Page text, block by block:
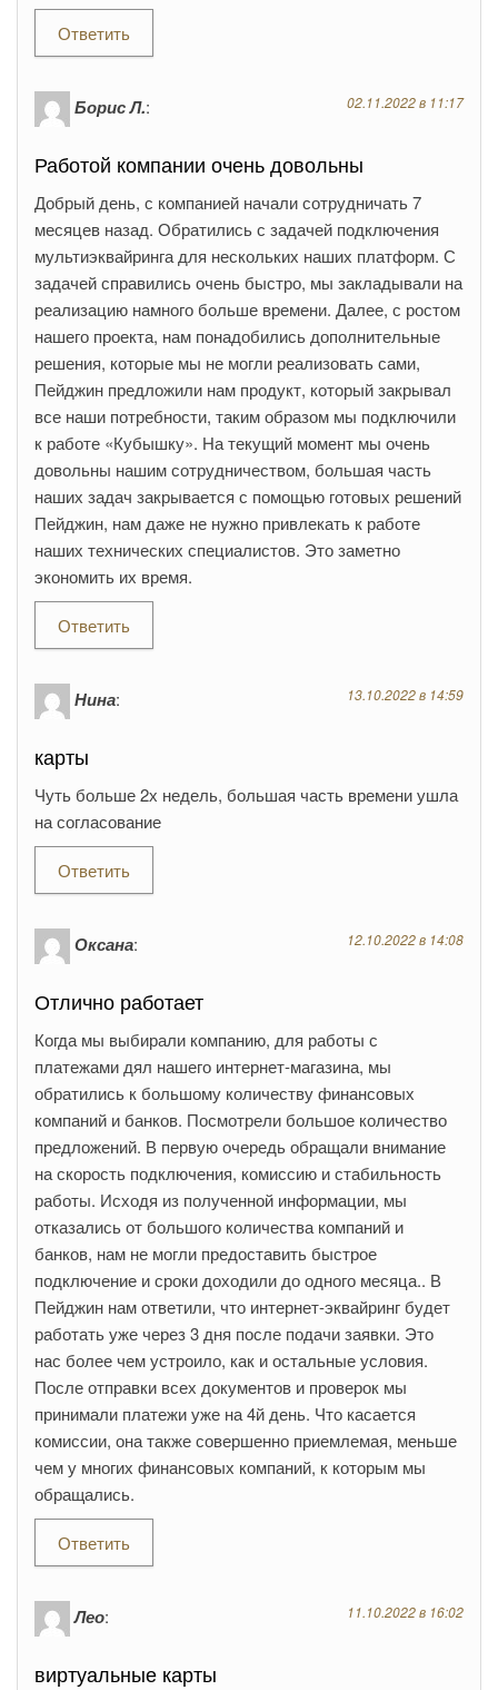
Ответить
Борис Л.: 02.11.2022 в 11:17
Работой компании очень довольны
Добрый день, с компанией начали сотрудничать 7
месяцев назад. Обратились с задачей подключения
мультиэквайринга для нескольких наших платформ. С
задачей справились очень быстро, мы закладывали на
реализацию намного больше времени. Далее, с ростом
нашего проекта, нам понадобились дополнительные
решения, которые мы не могли реализовать сами,
Пейджин предложили нам продукт, который закрывал
все наши потребности, таким образом мы подключили
к работе «Кубышку». На текущий момент мы очень
довольны нашим сотрудничеством, большая часть
наших задач закрывается с помощью готовых решений
Пейджин, нам даже не нужно привлекать к работе
наших технических специалистов. Это заметно
экономить их время.
Ответить
Нина: 13.10.2022 в 14:59
карты
Чуть больше 2х недель, большая часть времени ушла
на согласование
Ответить
Оксана: 12.10.2022 в 14:08
Отлично работает
Когда мы выбирали компанию, для работы с
платежами дял нашего интернет-магазина, мы
обратились к большому количеству финансовых
компаний и банков. Посмотрели большое количество
предложений. В первую очередь обращали внимание
на скорость подключения, комиссию и стабильность
работы. Исходя из полученной информации, мы
отказались от большого количества компаний и
банков, нам не могли предоставить быстрое
подключение и сроки доходили до одного месяца.. В
Пейджин нам ответили, что интернет-эквайринг будет
работать уже через 3 дня после подачи заявки. Это
нас более чем устроило, как и остальные условия.
После отправки всех документов и проверок мы
принимали платежи уже на 4й день. Что касается
комиссии, она также совершенно приемлемая, меньше
чем у многих финансовых компаний, к которым мы
обращались.
Ответить
Лео: 11.10.2022 в 16:02
виртуальные карты